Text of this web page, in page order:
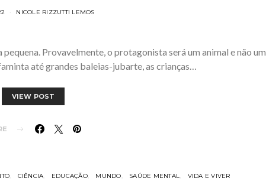
NICOLE RIZZUTTI LEMOS
Provavelmente, o protagonista será um animal e não um
até grandes baleias-jubarte, as crianças…
VIEW POST
CIÊNCIA EDUCAÇÃO MUNDO SAÚDE MENTAL VIDA E VIVER